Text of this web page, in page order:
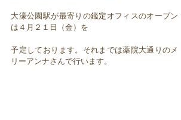
大濠公園駅が最寄りの鑑定オフィスのオープン
は４月２１日（金）を
予定しております。それまでは薬院大通りのメ
リーアンナさんで行います。